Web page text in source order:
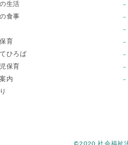
生活
食事
育
ひろば
保育
内
©2020 社会福祉